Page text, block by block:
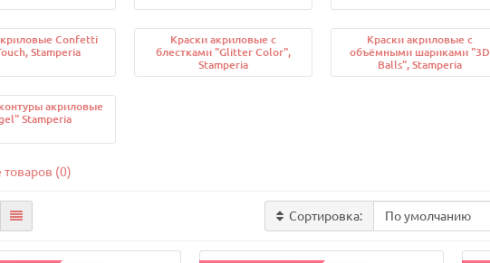
Confetti
Stamperia
Краски акриловые с
блестками "Glitter Color",
Stamperia
Краски акриловые с
объёмными шариками "3D
Balls", Stamperia
акриловые
Stamperia
(0)
Сортировка: